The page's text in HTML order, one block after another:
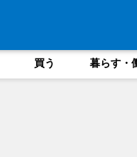
買う 暮らす・